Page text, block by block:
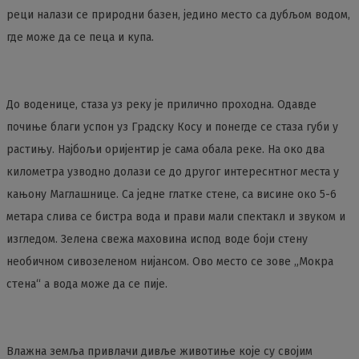
реци налази се природни базен, једино место са дубљом водом,
где може да се пеца и купа.
До воденице, стаза уз реку је прилично проходна. Одавде
почиње благи успон уз Градску Косу и понегде се стаза губи у
растињу. Најбољи оријентир је сама обала реке. На око два
километра узводно долази се до другог интереснтног места у
кањону Маглашнице. Са једне глатке стене, са висине око 5-6
метара слива се бистра вода и прави мали спектакл и звуком и
изгледом. Зелена свежа маховина испод воде боји стену
необичном сивозеленом нијансом. Ово место се зове „Мокра
стена“ а вода може да се пије.
Влажна земља привлачи дивље животиње које су својим